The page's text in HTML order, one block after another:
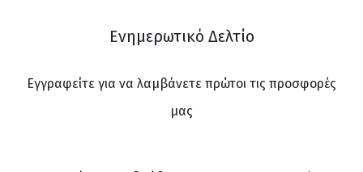
Ενημερωτικό Δελτίο
Εγγραφείτε για να λαμβάνετε πρώτοι τις προσφορές
μας